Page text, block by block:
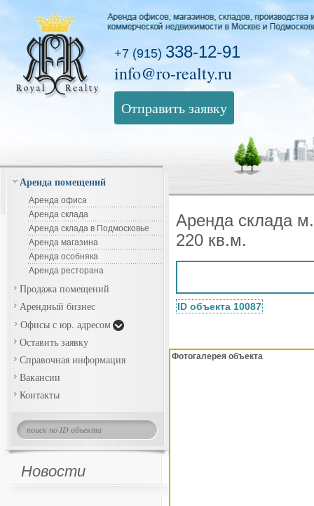
+7 (915) 338-12-91
info@ro-realty.ru
Отправить заявку
Аренда помещений
Аренда офиса
Аренда склада
Аренда склада в Подмосковье
Аренда магазина
Аренда особняка
Аренда ресторана
Продажа помещений
Арендный бизнес
Офисы с юр. адресом
Оставить заявку
Справочная информация
Вакансии
Контакты
Новости
Аренда склада
220 кв.м.
ID объекта 10087
Фотогалерея объекта